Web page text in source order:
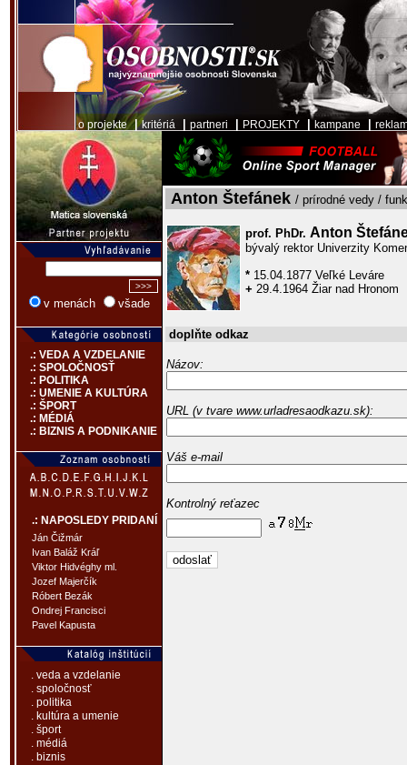
o projekte|kritériá partneri PROJEKTY kampane
v menách všade
.: VEDA A VZDELANIE
.: SPOLOČNOSŤ
.: POLITIKA
.: UMENIE A KULTÚRA
.: ŠPORT
.: MÉDIÁ
.: BIZNIS A PODNIKANIE
.: NAPOSLEDY PRIDANÍ
Ján Čižmár
Ivan Baláž Kráľ
Viktor Hidvéghy ml.
Jozef Majerčík
Róbert Bezák
Ondrej Francisci
Pavel Kapusta
. veda a vzdelanie
. spoločnosť
. politika
. kultúra a umenie
. šport
. médiá
. biznis
Anton Štefánek / prírodné vedy /
prof. PhDr. Anton
bývalý rektor Univerzity
* 15.04.1877 Veľké Leváre
+ 29.4.1964 Žiar nad Hronom
doplňte odkaz
Názov:
URL (v tvare www.urladresaodkazu.sk):
Váš e-mail
Kontrolný reťazec